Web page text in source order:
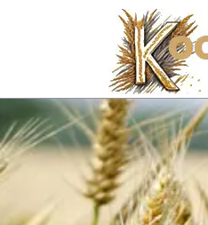
Koolhydraten
Nieuws
Koolhydraatarme diëten